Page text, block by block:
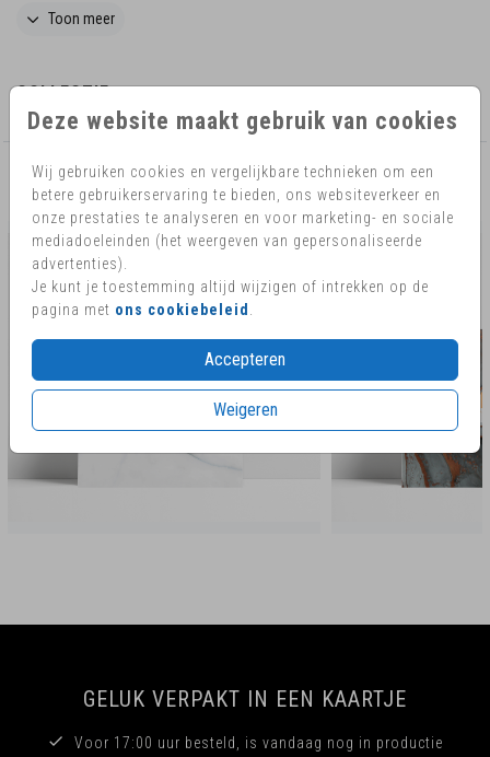
Deze website maakt gebruik van cookies
Wij gebruiken cookies en vergelijkbare technieken om een
betere gebruikerservaring te bieden, ons websiteverkeer en
onze prestaties te analyseren en voor marketing- en sociale
mediadoeleinden (het weergeven van gepersonaliseerde
advertenties).
Je kunt je toestemming altijd wijzigen of intrekken op de
pagina met ons cookiebeleid
Accepteren
Weigeren
Wil je dit design in een ander formaat bestellen? Neem dan
Toon meer
COLLECTIE
AANBEVOLEN
GELUK VERPAKT IN EEN KAARTJE
Voor 17:00 uur besteld, is vandaag nog in productie